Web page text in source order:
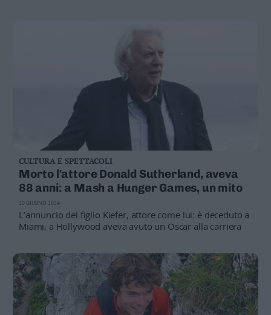
CULTURA E SPETTACOLI
Morto l'attore Donald Sutherland, aveva
88 anni: a Mash a Hunger Games, un mito
L’annuncio del figlio Kiefer, attore come lui: è deceduto a
Miami, a Hollywood aveva avuto un Oscar alla carriera
20 GIUGNO 2024